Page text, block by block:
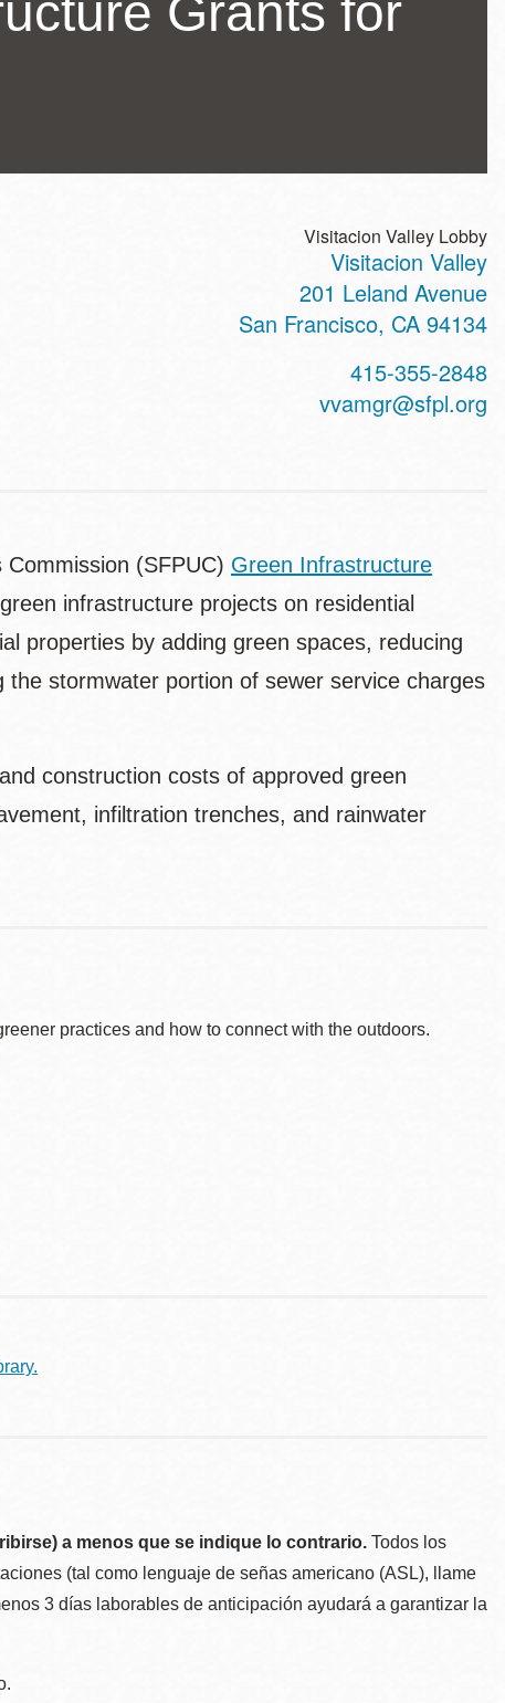
Grants for
Visitacion Valley Lobby
Visitacion Valley
201 Leland Avenue
San Francisco, CA 94134
415-355-2848
vvamgr@sfpl.org
(SFPUC) Green Infrastructure
infrastructure projects on residential
properties by adding green spaces, reducing
stormwater portion of sewer service charges
construction costs of approved green
infiltration trenches, and rainwater
practices and how to connect with the outdoors.
a menos que se indique lo contrario. Todos los
(tal como lenguaje de señas americano (ASL), llame
3 días laborables de anticipación ayudará a garantizar la